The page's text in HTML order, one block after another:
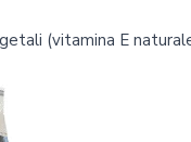
(vitamina E